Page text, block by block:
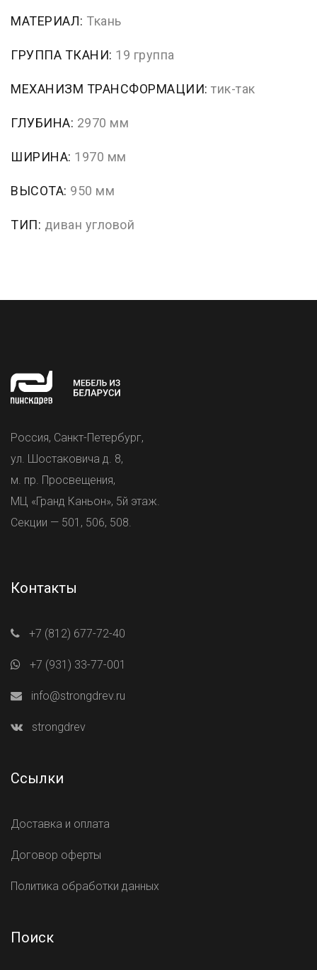
МАТЕРИАЛ: Ткань
ГРУППА ТКАНИ: 19 группа
МЕХАНИЗМ ТРАНСФОРМАЦИИ: тик-так
ГЛУБИНА: 2970 мм
ШИРИНА: 1970 мм
ВЫСОТА: 950 мм
ТИП: диван угловой
Россия, Санкт-Петербург,
ул. Шостаковича д. 8,
м. пр. Просвещения,
МЦ «Гранд Каньон», 5й этаж.
Секции — 501, 506, 508.
Контакты
+7 (812) 677-72-40
+7 (931) 33-77-001
info@strongdrev.ru
strongdrev
Ссылки
Доставка и оплата
Договор оферты
Политика обработки данных
Поиск